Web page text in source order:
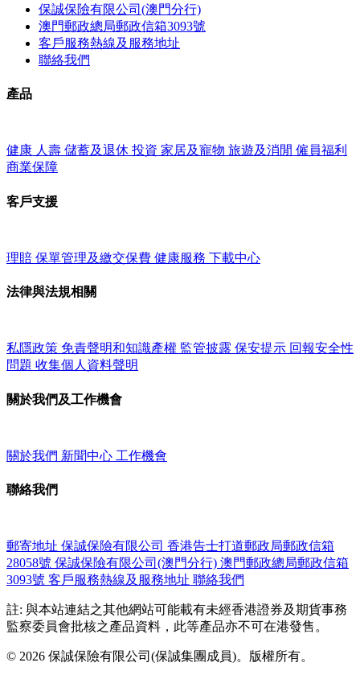
保誠保險有限公司(澳門分行)
澳門郵政總局郵政信箱3093號
客戶服務熱線及服務地址
聯絡我們
產品
健康 人壽 儲蓄及退休 投資 家居及寵物 旅遊及消閒 僱員福利
商業保障
客戶支援
理賠 保單管理及繳交保費 健康服務 下載中心
法律與法規相關
私隱政策 免責聲明和知識產權 監管披露 保安提示 回報安全性
問題 收集個人資料聲明
關於我們及工作機會
關於我們 新聞中心 工作機會
聯絡我們
郵寄地址 保誠保險有限公司 香港告士打道郵政局郵政信箱
28058號 保誠保險有限公司(澳門分行) 澳門郵政總局郵政信箱
3093號 客戶服務熱線及服務地址 聯絡我們
註: 與本站連結之其他網站可能載有未經香港證券及期貨事務
監察委員會批核之產品資料，此等產品亦不可在港發售。
© 2026 保誠保險有限公司(保誠集團成員)。版權所有。